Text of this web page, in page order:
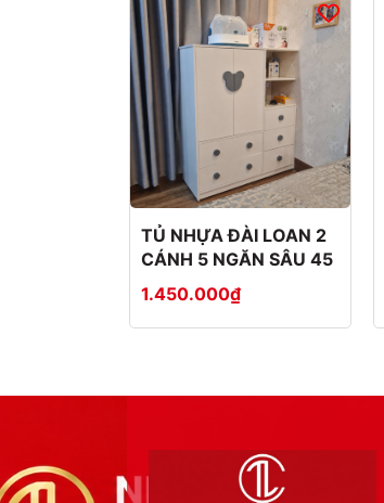
TỦ NHỰA ĐÀI LOAN 2
CÁNH 5 NGĂN SÂU 45
1.450.000₫